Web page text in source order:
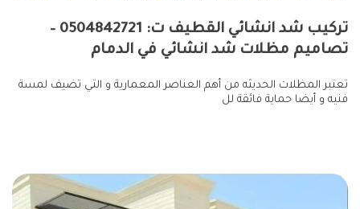
تركيب شد انشائي القطيف ت: 0504842721 –
تصاميم مظلات شد انشائي في الدمام
تعتبر المظلات الحديثه من أهم العناصر المعمارية و التي تضيف لمسة
فنيه و أيضا حماية فائقة لل